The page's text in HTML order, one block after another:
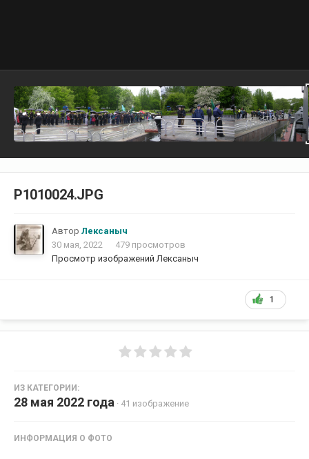
P1010024.JPG
Автор Лексаныч
30 мая, 2022
479 просмотров
Просмотр изображений Лексаныч
1
ИЗ КАТЕГОРИИ:
28 мая 2022 года · 41 изображение
ИНФОРМАЦИЯ О ФОТО